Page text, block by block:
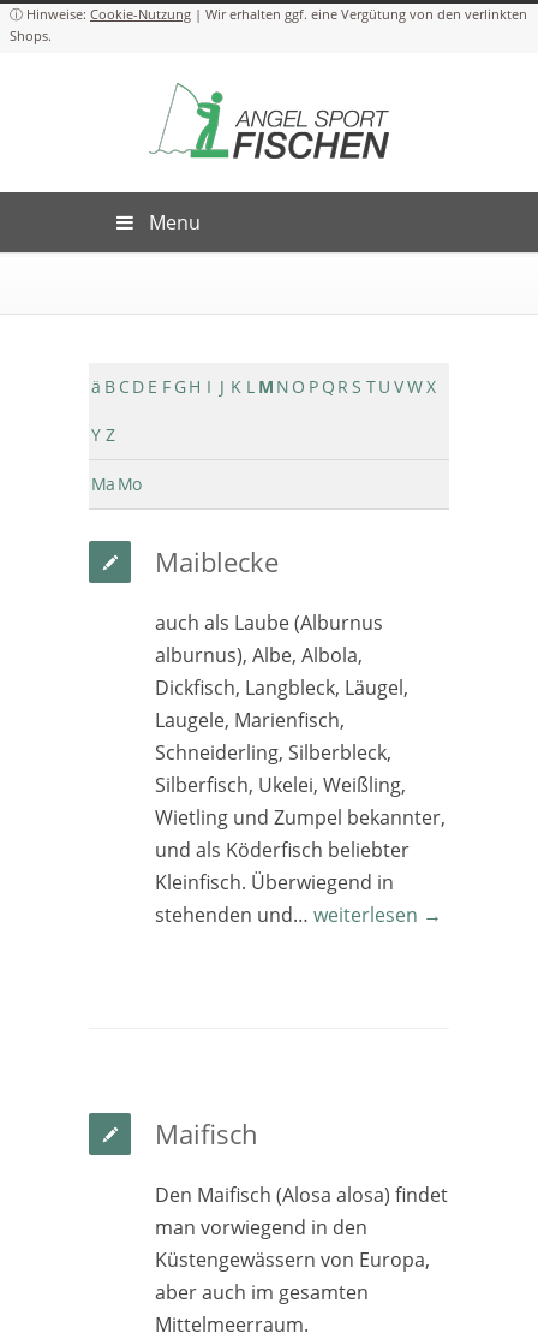
Cookie-Nutzung
Menu
ä B C D E F G H I J K L M N O P Q R S T U V W X
Y Z
Ma Mo
Maiblecke
auch als Laube (Alburnus
alburnus), Albe, Albola,
Dickfisch, Langbleck, Läugel,
Laugele, Marienfisch,
Schneiderling, Silberbleck,
Silberfisch, Ukelei, Weißling,
Wietling und Zumpel bekannter,
und als Köderfisch beliebter
Kleinfisch. Überwiegend in
stehenden und… weiterlesen →
Maifisch
Den Maifisch (Alosa alosa) findet
man vorwiegend in den
Küstengewässern von Europa,
aber auch im gesamten
Mittelmeerraum.